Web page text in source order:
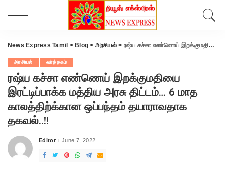
News Express Tamil > Blog > அரசியல்> ரஷ்ய கச்சா எண்ணெய் இறக்குமதியை இரட்டிப்பாக்க மத்திய அரசு திட்டம்… 6 மாத காலத்திற்க்கான ஒப்பந்தம் தயாராவதாக தகவல்..!!
அரசியல் வர்த்தகம்
ரஷ்ய கச்சா எண்ணெய் இறக்குமதியை
இரட்டிப்பாக்க மத்திய அரசு திட்டம்… 6 மாத
காலத்திற்க்கான ஒப்பந்தம் தயாராவதாக
தகவல்..!!
Posted
Editor June 7, 2022